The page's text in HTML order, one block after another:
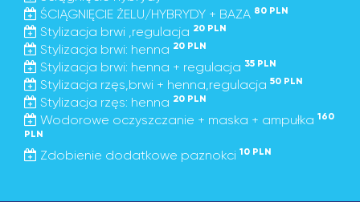
ŚCIĄGNIĘCIE ŻELU/HYBRYDY + BAZA 80 PLN
Stylizacja brwi ,regulacja 20 PLN
Stylizacja brwi: henna 20 PLN
Stylizacja brwi: henna + regulacja 35 PLN
Stylizacja rzęs,brwi + henna,regulacja 50 PLN
Stylizacja rzęs: henna 20 PLN
Wodorowe oczyszczanie + maska + ampułka 160
PLN
Zdobienie dodatkowe paznokci 10 PLN